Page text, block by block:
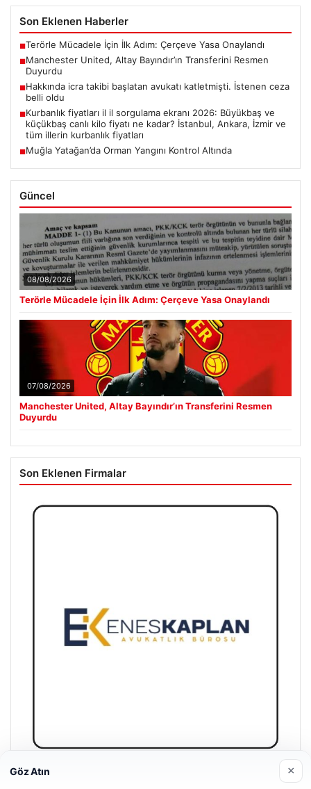
Son Eklenen Haberler
■Terörle Mücadele İçin İlk Adım: Çerçeve Yasa Onaylandı
■Manchester United, Altay Bayındır’ın Transferini Resmen
Duyurdu
■Hakkında icra takibi başlatan avukatı katletmişti. İstenen ceza
belli oldu
■Kurbanlık fiyatları il il sorgulama ekranı 2026: Büyükbaş ve
küçükbaş canlı kilo fiyatı ne kadar? İstanbul, Ankara, İzmir ve
tüm illerin kurbanlık fiyatları
■Muğla Yatağan’da Orman Yangını Kontrol Altında
Güncel
08/08/2026
Terörle Mücadele İçin İlk Adım: Çerçeve Yasa Onaylandı
07/08/2026
Manchester United, Altay Bayındır’ın Transferini Resmen
Duyurdu
Son Eklenen Firmalar
Enes Kaplan Avukatlık Bürosu
Göz Atın ×